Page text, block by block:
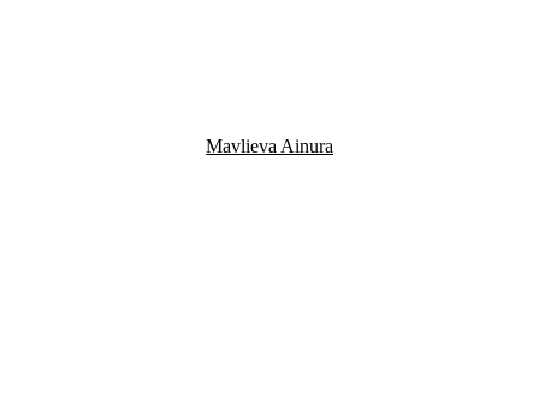
Mavlieva Ainura